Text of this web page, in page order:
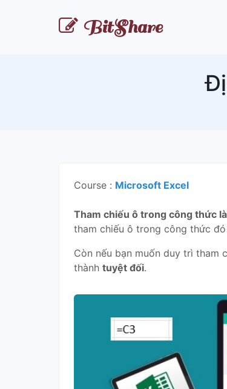
BitShare
Course : Microsoft Excel
Tham chiếu ô trong công thức
tham chiếu ô trong công thức
Còn nếu bạn muốn duy trì tham
thành tuyệt đối.